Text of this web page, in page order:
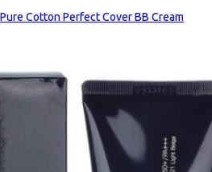
Cotton Perfect Cover BB Cream